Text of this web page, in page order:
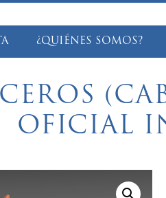
¿QUIÉNES SOMOS?
OFICIAL